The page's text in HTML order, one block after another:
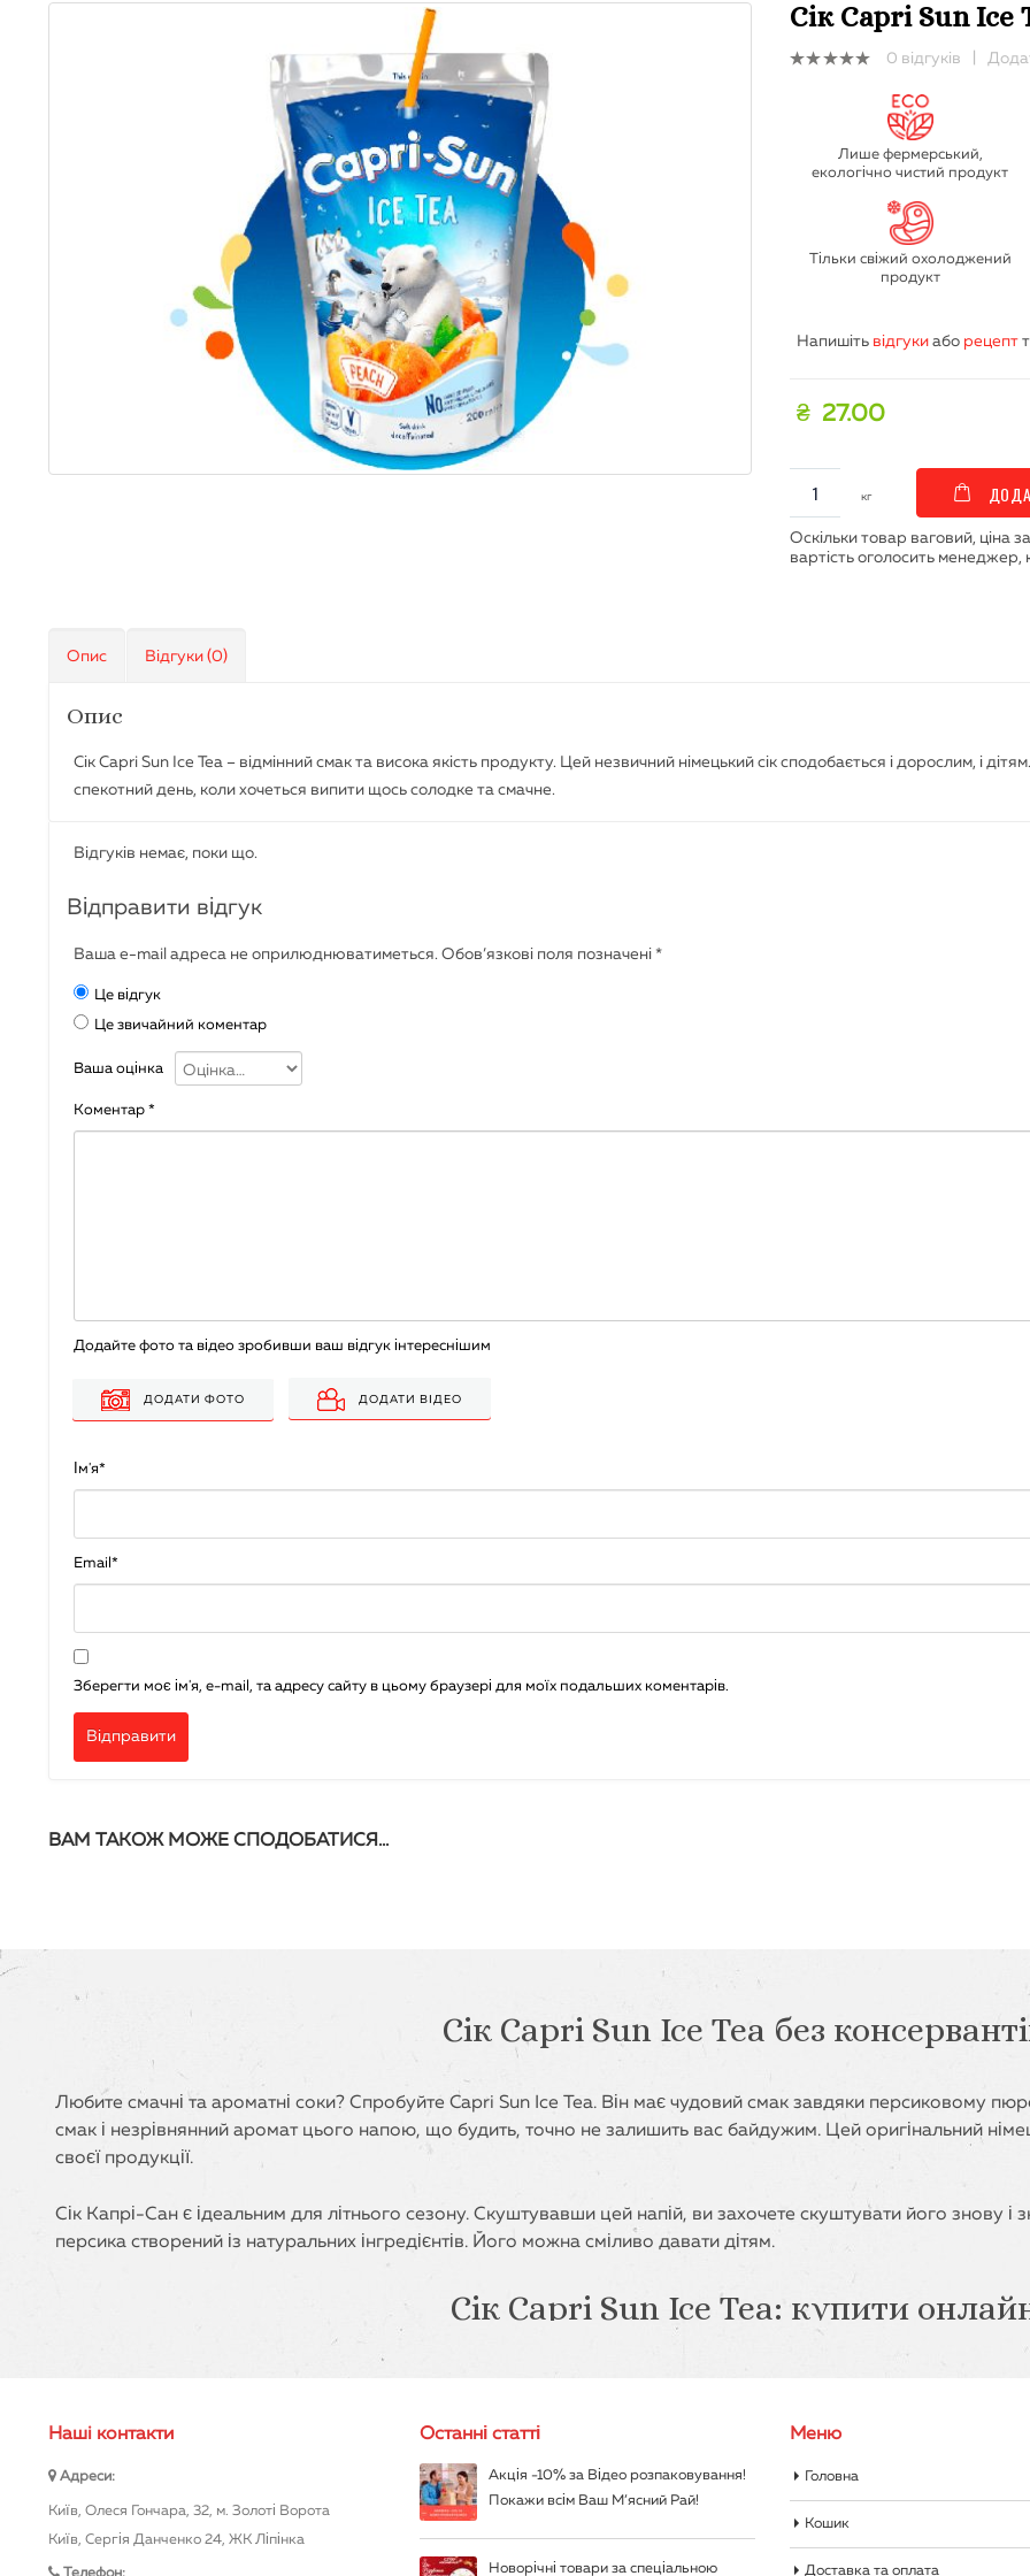
Сік Capri Sun Ice
0 відгуків
Лише фермерський,
екологічно чистий продукт
Тільки свіжий охолоджений
продукт
Напишіть відгуки або рецепт
₴ 27.00
Опис Відгуки (0)
Опис
Сік Capri Sun Ice Tea – відмінний смак та висока якість продукту. Цей незвичний німецький сік сподобається і дорослим, і
спекотний день, коли хочеться випити щось солодке та смачне.
Відгуків немає, поки що.
Відправити відгук
Ваша e-mail адреса не оприлюднюватиметься. Обов’язкові поля позначені *
Це відгук
Це звичайний коментар
Ваша оцінка
Коментар *
Додайте фото та відео зробивши ваш відгук інтереснішим
ДОДАТИ ФОТО ДОДАТИ ВІДЕО
Ім'я*
Email *
Зберегти моє ім'я, e-mail, та адресу сайту в цьому браузері для моїх подальших коментарів.
ВАМ ТАКОЖ МОЖЕ СПОДОБАТИСЯ…
Сік Capri Sun Ice Tea без
Любите смачні та ароматні соки? Спробуйте Capri Sun Ice Tea. Він має чудовий смак завдяки персиковому
смак і незрівнянний аромат цього напою, що будить, точно не залишить вас байдужим. Цей оригінальний
своєї продукції.
Сік Капрі-Сан є ідеальним для літнього сезону. Скуштувавши цей напій, ви захочете скуштувати його знову і
персика створений із натуральних інгредієнтів. Його можна сміливо давати дітям.
Сік Capri Sun Ice Tea: купити
Магазин "М'ясний Рай" пропонує купити німецький сік Capri Sun Ice Tea швидко, просто та зручно. На
Нашi контакти
Адреси:
Київ, Олеся Гончара, 32, м. Золоті Ворота
Київ, Сергія Данченко 24, ЖК Ліпінка
Телефон:
Останні статті
Акція -10% за Відео розпаковування!
Покажи всім Ваш М’ясний Рай!
Новорічні товари за спеціальною
Меню
Головна
Кошик
Доставка та оплата